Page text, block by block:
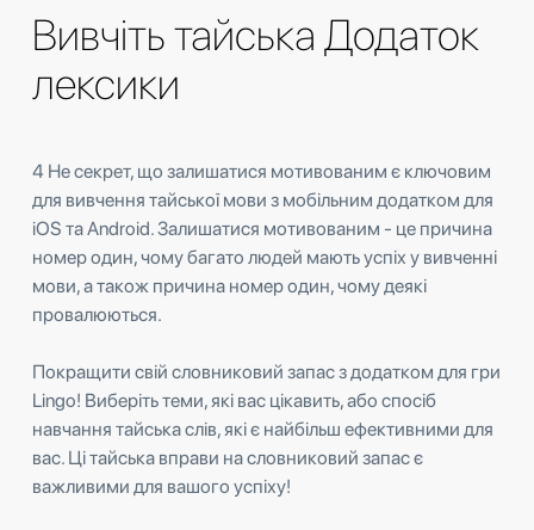
Вивчіть тайська Додаток
лексики
4 Не секрет, що залишатися мотивованим є ключовим
для вивчення тайської мови з мобільним додатком для
iOS та Android. Залишатися мотивованим - це причина
номер один, чому багато людей мають успіх у вивченні
мови, а також причина номер один, чому деякі
провалюються.
Покращити свій словниковий запас з додатком для гри
Lingo! Виберіть теми, які вас цікавить, або спосіб
навчання тайська слів, які є найбільш ефективними для
вас. Ці тайська вправи на словниковий запас є
важливими для вашого успіху!